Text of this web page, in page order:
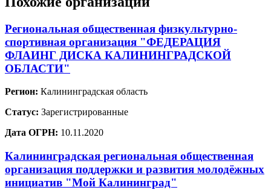
Региональная общественная физкультурно-
спортивная организация "ФЕДЕРАЦИЯ
ФЛАИНГ ДИСКА КАЛИНИНГРАДСКОЙ
ОБЛАСТИ"
Регион: Калининградская область
Статус: Зарегистрированные
Дата ОГРН: 10.11.2020
Калининградская региональная общественная
организация поддержки и развития молодёжных
инициатив "Мой Калининград"